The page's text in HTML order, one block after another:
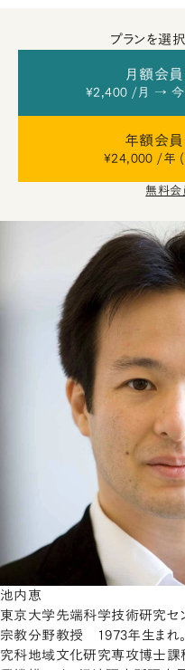
プランを選
月額会
¥2,400 /月 → 今
年額会員
¥24,000 /年
無料会
池内恵
東京大学先端科学技術研究セン
宗教分野教授 1973年生まれ
究科地域文化研究専攻博士課